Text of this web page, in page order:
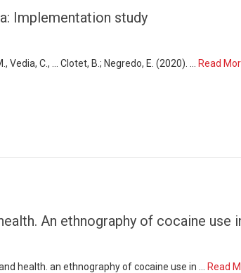
Implementation study
Vedia, C., … Clotet, B.; Negredo, E. (2020). … Read
An ethnography of cocaine use
health. an ethnography of cocaine use in … Read